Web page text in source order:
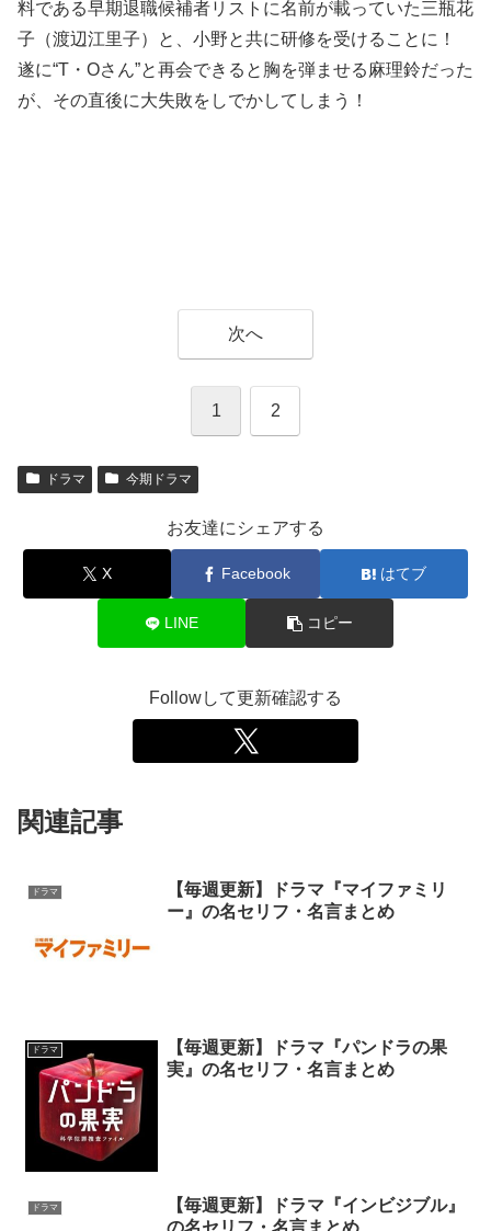
料である早期退職候補者リストに名前が載っていた三瓶花
子（渡辺江里子）と、小野と共に研修を受けることに！
遂に“T・Oさん”と再会できると胸を弾ませる麻理鈴だった
が、その直後に大失敗をしでかしてしまう！
次へ
1 2
ドラマ 今期ドラマ
お友達にシェアする
X Facebook はてブ
LINE コピー
Followして更新確認する
関連記事
ドラマ
【毎週更新】ドラマ『マイファミリ
ー』の名セリフ・名言まとめ
ドラマ
【毎週更新】ドラマ『パンドラの果
実』の名セリフ・名言まとめ
ドラマ
【毎週更新】ドラマ『インビジブル』
の名セリフ・名言まとめ